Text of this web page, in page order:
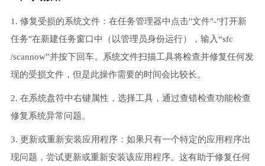
1. 修复受损的系统文件：在任务管理器中点击"文件"-"打开新
任务"在新建任务窗口中（以管理员身份运行），输入“sfc
/scannow”并按下回车。系统文件扫描工具将检查并修复任何发
现的受损文件，但是此操作需要的时间会比较长。
2. 在系统盘符中右键属性，选择工具，通过查错检查功能检查
修复系统异常问题。
3. 更新或重新安装应用程序：如果只有一个特定的应用程序出
现问题，尝试更新或重新安装该应用程序。这有助于修复任何